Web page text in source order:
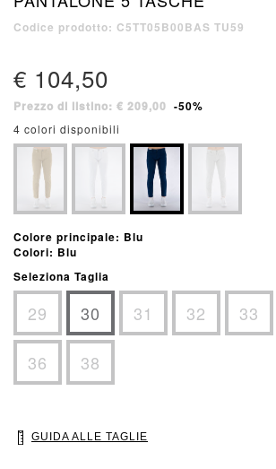
Codice prodotto: C5TT05B00BAS TU59
€ 104,50
Prezzo di listino: € 209,00 -50%
4 colori disponibili
Colore principale: Blu
Colori: Blu
Seleziona Taglia
29 30 31 32 33
36 38
GUIDA ALLE TAGLIE